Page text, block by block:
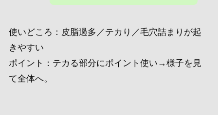
使いどころ：皮脂過多／テカり／毛穴詰まりが起
きやすい
ポイント：テカる部分にポイント使い→様子を見
て全体へ。